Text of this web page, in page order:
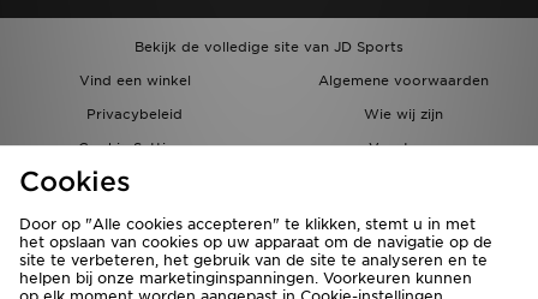
Bekijk de volledige site van JD Sports
Vind een winkel
Algemene voorwaarden
Privacybeleid
Wie wij zijn
Cookie Settings
Vacatures
Bestellingen en Levering
Cookies
Door op "Alle cookies accepteren" te klikken, stemt u in met
het opslaan van cookies op uw apparaat om de navigatie op de
site te verbeteren, het gebruik van de site te analyseren en te
helpen bij onze marketinginspanningen. Voorkeuren kunnen